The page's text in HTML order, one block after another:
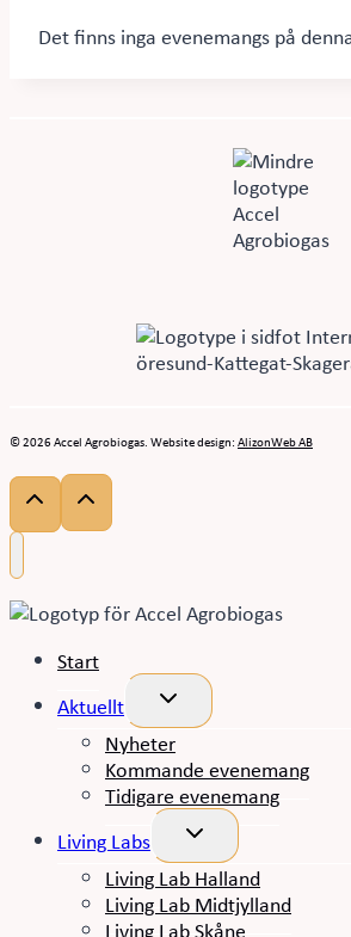
Det finns inga evenemangs på
© 2026 Accel Agrobiogas. Website design: AlizonWeb AB
Start
Aktuellt
Toggle
menu
Nyheter
Kommande evenemang
Tidigare evenemang
Living Labs
Toggle
menu
Living Lab Halland
Living Lab Midtjylland
Living Lab Skåne